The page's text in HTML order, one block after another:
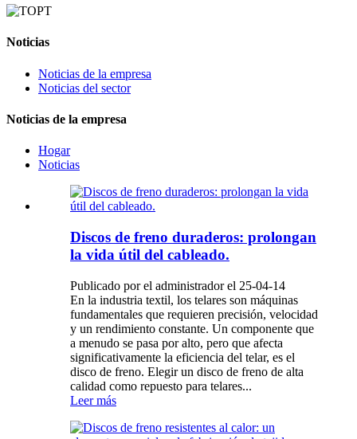
Noticias
Noticias de la empresa
Noticias del sector
Noticias de la empresa
Hogar
Noticias
Discos de freno duraderos: prolongan
la vida útil del cableado.
Publicado por el administrador el 25-04-14
En la industria textil, los telares son máquinas
fundamentales que requieren precisión, velocidad
y un rendimiento constante. Un componente que
a menudo se pasa por alto, pero que afecta
significativamente la eficiencia del telar, es el
disco de freno. Elegir un disco de freno de alta
calidad como repuesto para telares...
Leer más